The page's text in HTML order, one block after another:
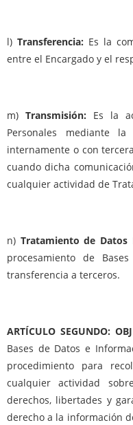
l) Transferencia: Es la
entre el Encargado y el
m) Transmisión: Es la
Personales mediante
internamente o con
cuando dicha
cualquier actividad de
n) Tratamiento de Datos
procesamiento de
transferencia a terceros.
ARTÍCULO SEGUNDO:
Bases de Datos e
procedimiento para
cualquier actividad
derechos, libertades y
derecho a la información